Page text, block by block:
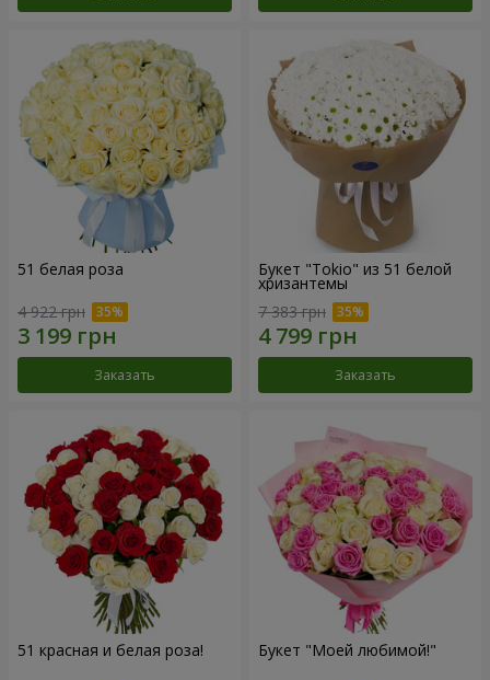
51 белая роза
4 922 грн
Заказать
Букет "Tokio" из 51 белой
хризантемы
7 383 грн
Заказать
51 красная и белая роза! Букет "Моей любимой!"